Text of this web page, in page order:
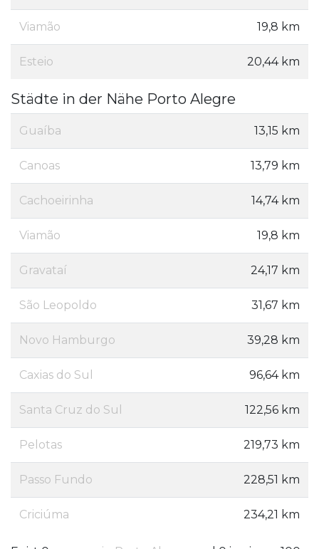
Viamão 19,8 km
Esteio 20,44 km
Städte in der Nähe Porto Alegre
Guaíba 13,15 km
Canoas 13,79 km
Cachoeirinha 14,74 km
Viamão 19,8 km
Gravataí 24,17 km
São Leopoldo 31,67 km
Novo Hamburgo 39,28 km
Caxias do Sul 96,64 km
Santa Cruz do Sul 122,56 km
Pelotas 219,73 km
Passo Fundo 228,51 km
Criciúma 234,21 km